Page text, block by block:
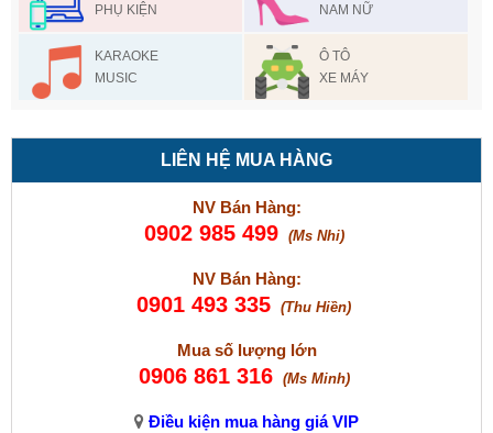
PHỤ KIỆN
NAM NỮ
KARAOKE
MUSIC
Ô TÔ
XE MÁY
LIÊN HỆ MUA HÀNG
NV Bán Hàng:
0902 985 499 (Ms Nhi)
NV Bán Hàng:
0901 493 335 (Thu Hiền)
Mua số lượng lớn
0906 861 316 (Ms Minh)
Điều kiện mua hàng giá VIP